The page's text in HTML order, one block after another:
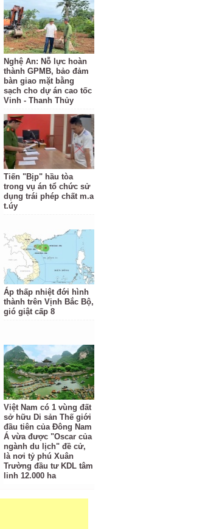
Nghệ An: Nỗ lực hoàn
thành GPMB, bảo đảm
bàn giao mặt bằng
sạch cho dự án cao tốc
Vinh - Thanh Thủy
Tiến "Bịp" hầu tòa
trong vụ án tổ chức sử
dụng trái phép chất m.a
t.úy
Áp thấp nhiệt đới hình
thành trên Vịnh Bắc Bộ,
gió giật cấp 8
Việt Nam có 1 vùng đất
sở hữu Di sản Thế giới
đầu tiên của Đông Nam
Á vừa được "Oscar của
ngành du lịch" đề cử,
là nơi tỷ phú Xuân
Trường đầu tư KDL tâm
linh 12.000 ha